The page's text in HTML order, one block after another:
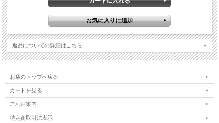
返品についての詳細はこちら
お店のトップへ戻る
カートを見る
ご利用案内
特定商取引法表示